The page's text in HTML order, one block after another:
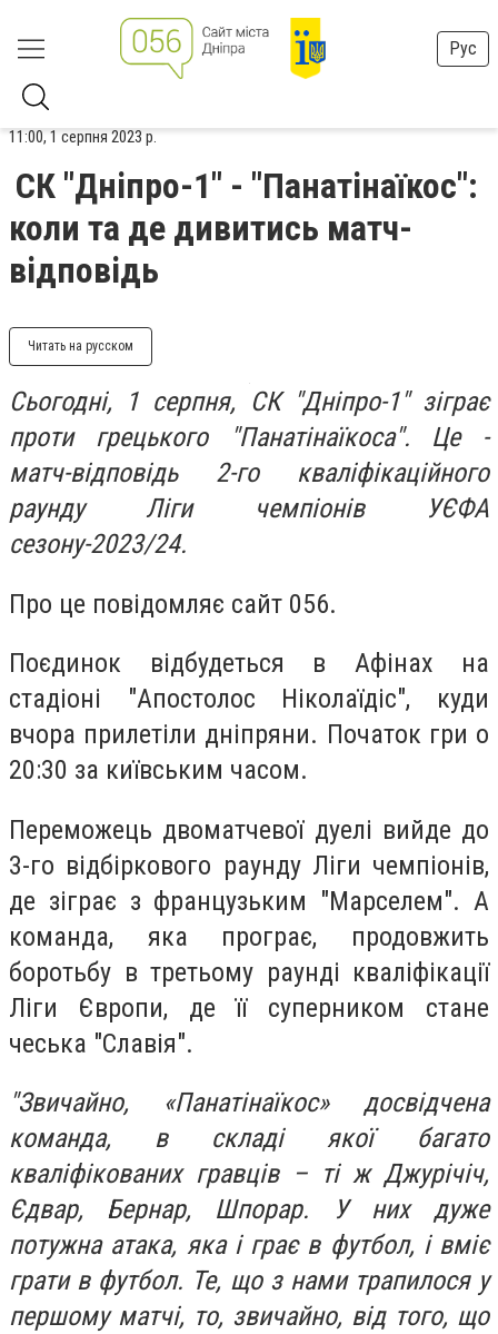
Рус
11:00, 1 серпня 2023 р.
СК "Дніпро-1" - "Панатінаїкос":
коли та де дивитись матч-
відповідь
Читать на русском
Сьогодні, 1 серпня, СК "Дніпро-1" зіграє
проти грецького "Панатінаїкоса". Це -
матч-відповідь 2-го кваліфікаційного
раунду Ліги чемпіонів УЄФА
сезону-2023/24.
Про це повідомляє сайт 056.
Поєдинок відбудеться в Афінах на
стадіоні "Апостолос Ніколаїдіс", куди
вчора прилетіли дніпряни. Початок гри о
20:30 за київським часом.
Переможець двоматчевої дуелі вийде до
3-го відбіркового раунду Ліги чемпіонів,
де зіграє з французьким "Марселем". А
команда, яка програє, продовжить
боротьбу в третьому раунді кваліфікації
Ліги Європи, де її суперником стане
чеська "Славія".
"Звичайно, «Панатінаїкос» досвідчена
команда, в складі якої багато
кваліфікованих гравців – ті ж Джурічіч,
Єдвар, Бернар, Шпорар. У них дуже
потужна атака, яка і грає в футбол, і вміє
грати в футбол. Те, що з нами трапилося у
першому матчі, то, звичайно, від того, що